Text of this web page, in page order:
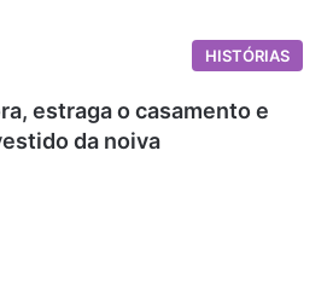
HISTÓRIAS
estraga o casamento e
da noiva